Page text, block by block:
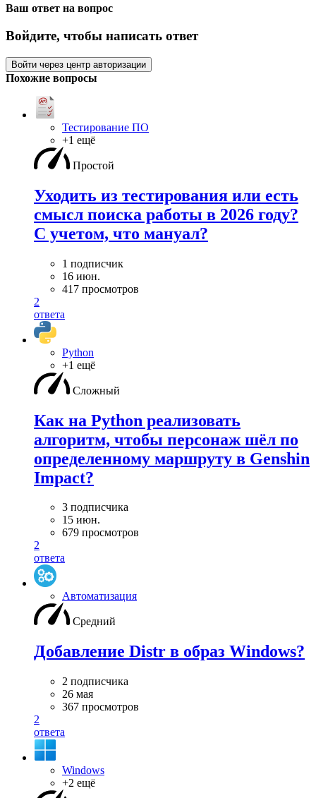
Ваш ответ на вопрос
Войдите, чтобы написать ответ
Войти через центр авторизации
Похожие вопросы
Тестирование ПО
+1 ещё
Простой
Уходить из тестирования или есть
смысл поиска работы в 2026 году?
С учетом, что мануал?
1 подписчик
16 июн.
417 просмотров
2
ответа
Python
+1 ещё
Сложный
Как на Python реализовать
алгоритм, чтобы персонаж шёл по
определенному маршруту в Genshin
Impact?
3 подписчика
15 июн.
679 просмотров
2
ответа
Автоматизация
Средний
Добавление Distr в образ Windows?
2 подписчика
26 мая
367 просмотров
2
ответа
Windows
+2 ещё